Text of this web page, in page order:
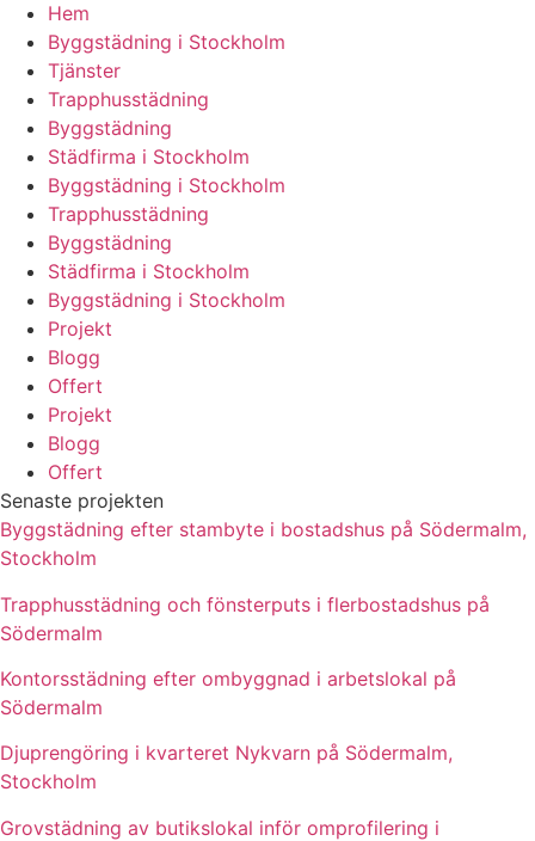
Hem
Byggstädning i Stockholm
Tjänster
Trapphusstädning
Byggstädning
Städfirma i Stockholm
Byggstädning i Stockholm
Trapphusstädning
Byggstädning
Städfirma i Stockholm
Byggstädning i Stockholm
Projekt
Blogg
Offert
Projekt
Blogg
Offert
Senaste projekten
Byggstädning efter stambyte i bostadshus på Södermalm,
Stockholm
Trapphusstädning och fönsterputs i flerbostadshus på
Södermalm
Kontorsstädning efter ombyggnad i arbetslokal på
Södermalm
Djuprengöring i kvarteret Nykvarn på Södermalm,
Stockholm
Grovstädning av butikslokal inför omprofilering i